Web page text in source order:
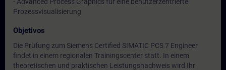
Prozessvisualisierung
Objetivos
Die Prüfung zum Siemens Certified SIMATIC PCS 7 Engineer
findet in einem regionalen Trainingscenter statt. In einem
theoretischen und praktischen Leistungsnachweis wird Ihr